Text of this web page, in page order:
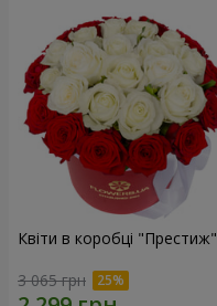
Квіти в коробці "Престиж"
3 065 грн